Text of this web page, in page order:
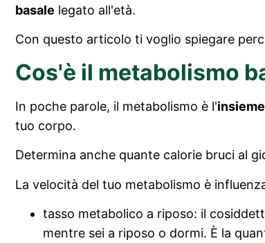
basale legato all'età.
Con questo articolo ti voglio spiegare
Cos'è il metabolismo
In poche parole, il metabolismo è l'
tuo corpo.
Determina anche quante calorie bruci al
La velocità del tuo metabolismo è
tasso metabolico a riposo: il
mentre sei a riposo o dormi. È la